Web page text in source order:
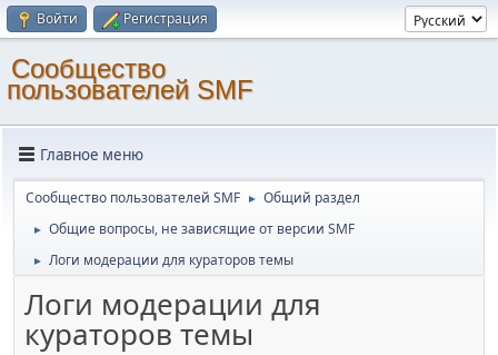
Войти Регистрация
Cообщество
пользователей SMF
Главное меню
Cообщество пользователей SMF ► Общий раздел
► Общие вопросы, не зависящие от версии SMF
► Логи модерации для кураторов темы
Логи модерации для
кураторов темы